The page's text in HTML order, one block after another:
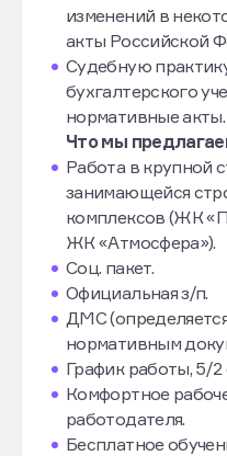
изменений в
акты Российской
Судебную
бухгалтерского
нормативные акты.
Что мы
Работа в крупной
занимающейся
комплексов (ЖК
ЖК «Атмосфера»).
Соц. пакет.
Официальная з/п.
ДМС
нормативным
График работы, 5/2
Комфортное
работодателя.
Бесплатное